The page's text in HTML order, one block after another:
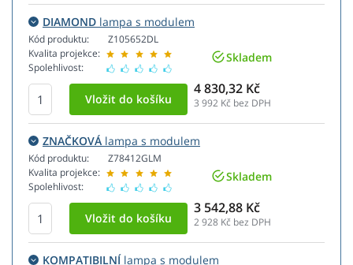
DIAMOND lampa s modulem
Kód produktu:
Kvalita projekce:
Spolehlivost:
Z105652DL
Skladem
4 830,32 Kč
3 992 Kč bez DPH
ZNAČKOVÁ lampa s modulem
Kód produktu:
Kvalita projekce:
Spolehlivost:
Z78412GLM
Skladem
3 542,88 Kč
2 928 Kč bez DPH
KOMPATIBILNÍlampa s modulem